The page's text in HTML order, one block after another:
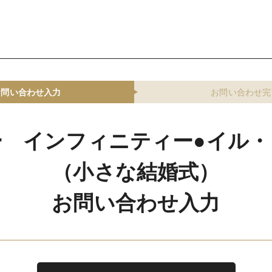
い合わせ入力 お問い合わせ完
インフィニティー●イル・
（小さな結婚式）
お問い合わせ入力